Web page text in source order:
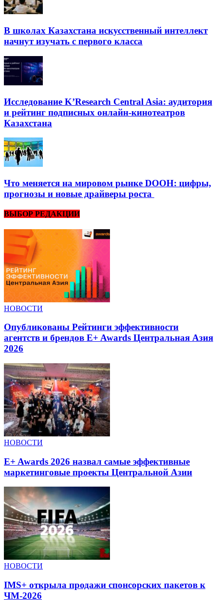
В школах Казахстана искусственный интеллект
начнут изучать с первого класса
Исследование K’Research Central Asia: аудитория
и рейтинг подписных онлайн-кинотеатров
Казахстана
Что меняется на мировом рынке DOOH: цифры,
прогнозы и новые драйверы роста
ВЫБОР РЕДАКЦИИ
НОВОСТИ
Опубликованы Рейтинги эффективности
агентств и брендов E+ Awards Центральная Азия
2026
НОВОСТИ
E+ Awards 2026 назвал самые эффективные
маркетинговые проекты Центральной Азии
НОВОСТИ
IMS+ открыла продажи спонсорских пакетов к
ЧМ-2026